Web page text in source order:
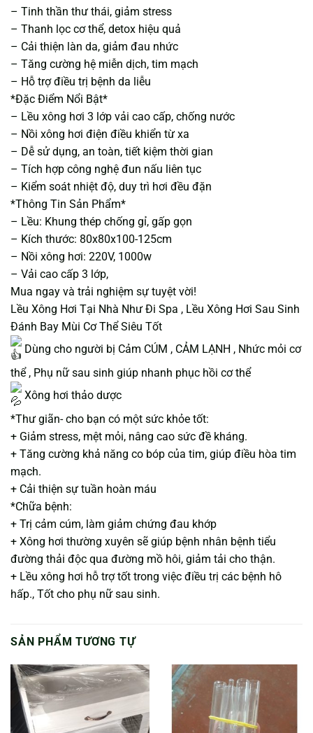
– Tinh thần thư thái, giảm stress
– Thanh lọc cơ thể, detox hiệu quả
– Cải thiện làn da, giảm đau nhức
– Tăng cường hệ miễn dịch, tim mạch
– Hỗ trợ điều trị bệnh da liễu
*Đặc Điểm Nổi Bật*
– Lều xông hơi 3 lớp vải cao cấp, chống nước
– Nồi xông hơi điện điều khiển từ xa
– Dễ sử dụng, an toàn, tiết kiệm thời gian
– Tích hợp công nghệ đun nấu liên tục
– Kiểm soát nhiệt độ, duy trì hơi đều đặn
*Thông Tin Sản Phẩm*
– Lều: Khung thép chống gỉ, gấp gọn
– Kích thước: 80x80x100-125cm
– Nồi xông hơi: 220V, 1000w
– Vải cao cấp 3 lớp,
Mua ngay và trải nghiệm sự tuyệt vời!
Lều Xông Hơi Tại Nhà Như Đi Spa , Lều Xông Hơi Sau Sinh
Đánh Bay Mùi Cơ Thể Siêu Tốt
Dùng cho người bị Cảm CÚM , CẢM LẠNH , Nhức mỏi cơ
thể , Phụ nữ sau sinh giúp nhanh phục hồi cơ thể
Xông hơi thảo dược
*Thư giãn- cho bạn có một sức khỏe tốt:
+ Giảm stress, mệt mỏi, nâng cao sức đề kháng.
+ Tăng cường khả năng co bóp của tim, giúp điều hòa tim
mạch.
+ Cải thiện sự tuần hoàn máu
*Chữa bệnh:
+ Trị cảm cúm, làm giảm chứng đau khớp
+ Xông hơi thường xuyên sẽ giúp bệnh nhân bệnh tiểu
đường thải độc qua đường mồ hôi, giảm tải cho thận.
+ Lều xông hơi hỗ trợ tốt trong việc điều trị các bệnh hô
hấp., Tốt cho phụ nữ sau sinh.
SẢN PHẨM TƯƠNG TỰ